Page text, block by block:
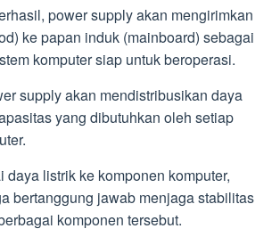
power supply akan mengirimkan
ke papan induk (mainboard) sebagai
komputer siap untuk beroperasi.
supply akan mendistribusikan daya
yang dibutuhkan oleh setiap
listrik ke komponen komputer,
bertanggung jawab menjaga stabilitas
komponen tersebut.